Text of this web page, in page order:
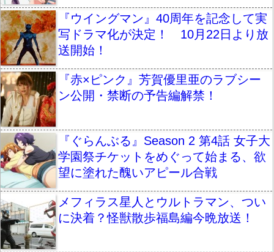
『ウイングマン』40周年を記念して実
写ドラマ化が決定！ 10月22日より放
送開始！
『赤×ピンク』芳賀優里亜のラブシー
ン公開・禁断の予告編解禁！
『ぐらんぶる』Season 2 第4話 女子大
学園祭チケットをめぐって始まる、欲
望に塗れた醜いアピール合戦
メフィラス星人とウルトラマン、つい
に決着？怪獣散歩福島編今晩放送！